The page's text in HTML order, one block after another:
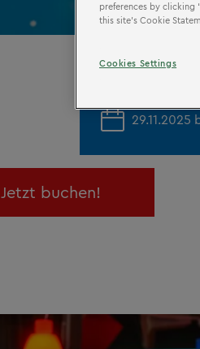
29.11.2025
Jetzt buchen!
preferences by clicking
this site’s Cookie
Cookies Settings